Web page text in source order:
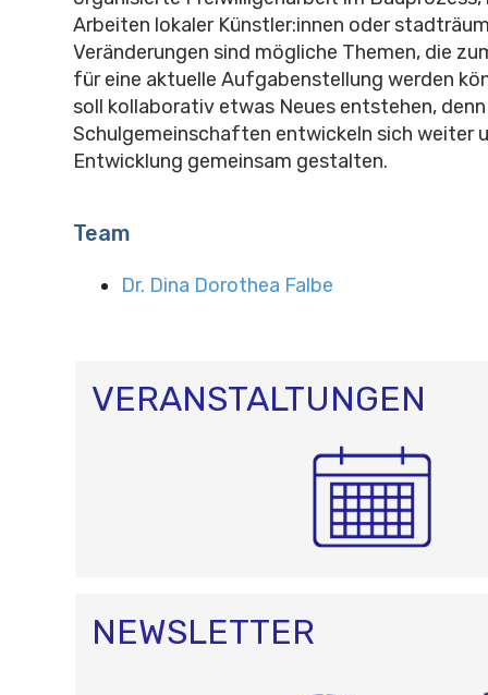
Arbeiten lokaler Künstler:innen oder
Veränderungen sind mögliche Themen, die
für eine aktuelle Aufgabenstellung werden
soll kollaborativ etwas Neues entstehen, denn
Schulgemeinschaften entwickeln sich weiter
Entwicklung gemeinsam gestalten.
Team
Dr. Dina Dorothea Falbe
VERANSTALTUNGEN
NEWSLETTER